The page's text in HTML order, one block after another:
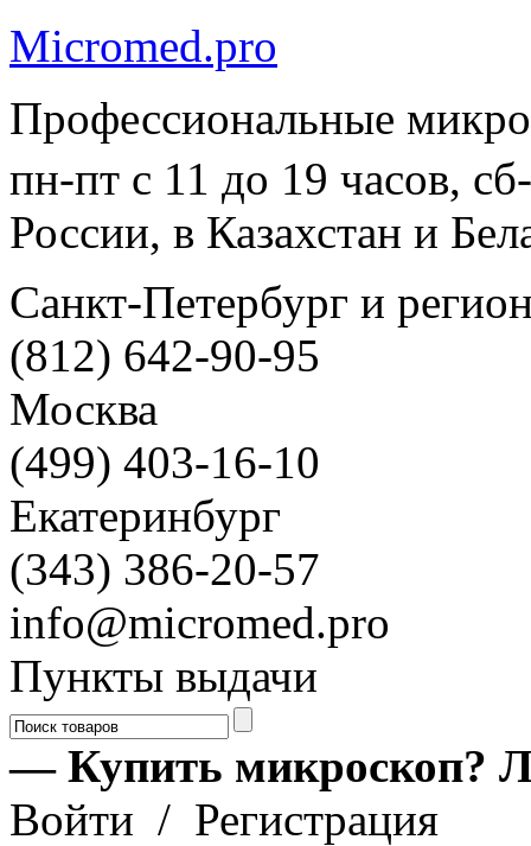
Micromed.pro
Профессиональные
пн-пт с 11 до 19 часов,
России, в Казахстан и
Санкт-Петербург и
(812) 642-90-95
Москва
(499) 403-16-10
Екатеринбург
(343) 386-20-57
info@micromed.pro
Пункты выдачи
— Купить микроскоп?
Войти / Регистрация